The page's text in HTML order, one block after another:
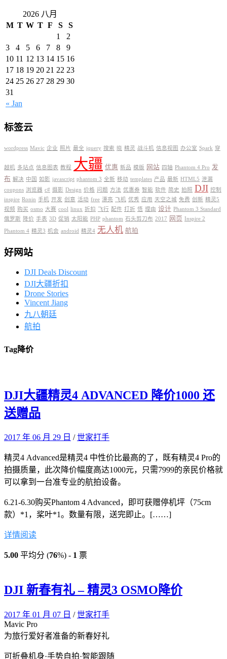
2026 八月
M T W T F S S
« Jan
1
2
3
4 5 6 7 8
9
10 11 12 13 14 15 16
17 18 19 20 21 22 23
24 25 26 27 28 29 30
31
标签云
wordpress Mavic 企业 照片 最全 jquery 搜索 晓 精灵 战斗机 信息视图 办公室 Spark 穿
越机 多站点 信息图表 教程 大疆 优惠 新品 模版 网站 四轴 Phantom 4 Pro 发
布 解决 中国 如影 javascript phantom 3 全新 移动 templates 产品 最新 HTML5 泄漏
coupons 浏览器 c# 摄影 Design 价格 问题 方法 优惠券 智能 软件 简史 拍照 DJI 控制
inspire Ronin 手机 开发 创意 活动 free 漂亮 飞机 优秀 应用 天空之城 免费 创新 精灵5
视频 购买 osmo 大赛 cool linux 折扣 飞行 配件 打折 悟 理由 设计 Phantom 3 Standard
俄罗斯
降价 手表 3D 促销 太阳能 PHP phantom 石头剪刀布 2017 网页 Inspire 2
Phantom 4 精灵3 机会 android 精灵4 无人机 航拍
好网站
DJI Deals Discount
DJI大疆折扣
Drone Stories
Vincent Jiang
九八朝廷
航拍
Tag降价
DJI大疆精灵4 ADVANCED 降价1000 还
送赠品
2017 年 06 月 29 日 /世家打手
精灵4 Advanced是精灵4 中性价比最高的了，既有精灵4 Pro的
拍摄质量，此次降价幅度高达1000元，只需7999的亲民价格就
可以拿到一台准专业的航拍设备。
6.21-6.30购买Phantom 4 Advanced，即可获赠停机坪（75cm
款）*1，桨叶*1。数量有限，送完即止。[……]
详情阅读
5.00 平均分 (76%) - 1 票
DJI 新春有礼 – 精灵3 OSMO降价
2017 年 01 月 07 日 /世家打手
Mavic Pro
为旅行爱好者准备的新春好礼
可折叠机身·手势自拍·智能跟随